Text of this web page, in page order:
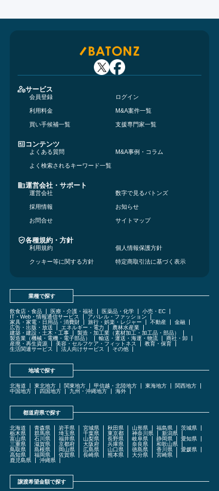
サービス
会員登録
ログイン
利用料金
M&A案件一覧
買い手候補一覧
支援専門家一覧
コンテンツ
よくある質問
M&A事例・コラム
よく検索されるキーワード一覧
運営会社・サポート
運営会社
数字で見るバトンズ
採用情報
お知らせ
お問合せ
サイトマップ
各種規約・方針
利用規約
個人情報保護方針
クッキー等に関する方針
特定商取引法に基づく表示
業種で探す
飲食店・食品 医療・介護・福祉 医薬品・化学
小売・EC
IT・Web・情報通信サービス
アパレル・ファッション
家具・家電・日用品・消費財
旅行・娯楽・レジャー 不動産
金融
広告・出版・放送
エネルギー・電力
農林水産業
建築・建設・土木・工事
製造・加工業（素材加工・加工品・部品）
製造業（機械・電機・電子部品）
輸送・運送・海運・物流
商社・卸
産廃・再生資源
美容・セルフケア・フィットネス
教育・保育
生活関連サービス
法人向けサービス その他
地域で探す
北海道 東北地方 関東地方 甲信越・北陸地方 東海地方
関西地方
中国地方
四国地方 九州・沖縄地方 海外
都道府県で探す
北海道 青森県 岩手県 宮城県 秋田県 山形県 福島県
茨城県
栃木県
群馬県 埼玉県 千葉県 東京都 神奈川県
新潟県
富山県
石川県 福井県 山梨県 長野県 岐阜県 静岡県
愛知県
三重県
滋賀県 京都府 大阪府 兵庫県 奈良県
和歌山県
鳥取県
島根県 岡山県 広島県 山口県 徳島県 香川県
愛媛県
高知県
福岡県 佐賀県 長崎県 熊本県 大分県
宮崎県
鹿児島県
沖縄県
譲渡希望金額で探す